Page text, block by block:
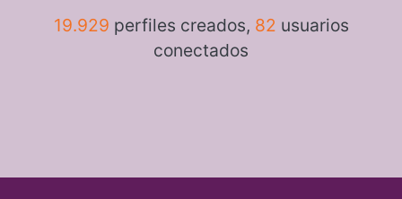
19.929 perfiles creados, 82 usuarios
conectados